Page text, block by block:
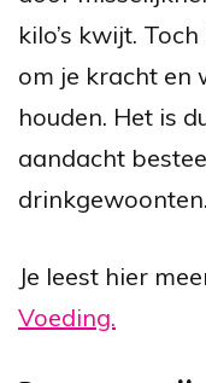
kilo’s kwijt.
om je kracht en
houden. Het is
aandacht
drinkgewoonten.
Je leest hier
Voeding.